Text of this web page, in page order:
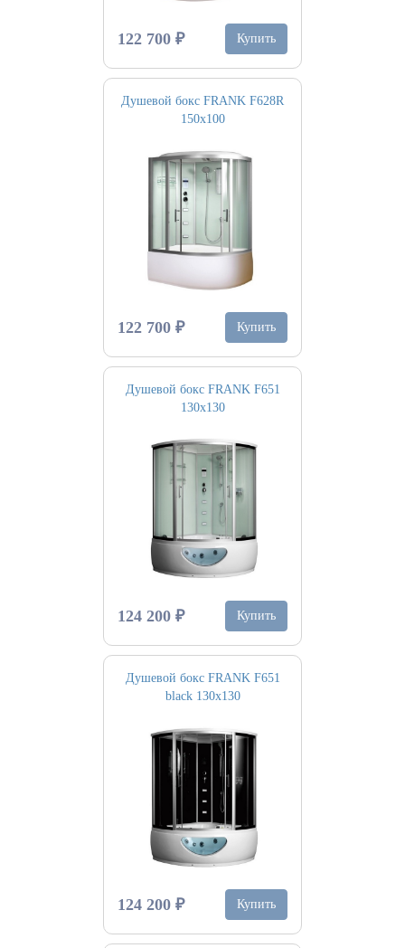
122 700 ₽ Купить
Душевой бокс FRANK F628R
150х100
122 700 ₽ Купить
Душевой бокс FRANK F651
130х130
124 200 ₽ Купить
Душевой бокс FRANK F651
black 130х130
124 200 ₽ Купить